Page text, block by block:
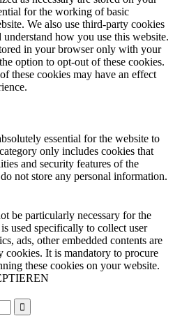
for the working of basic
We also use third-party cookies
understand how you use this website.
in your browser only with your
option to opt-out of these cookies.
these cookies may have an effect
essential for the website to
only includes cookies that
and security features of the
not store any personal information.
be particularly necessary for the
used specifically to collect user
ads, other embedded contents are
cookies. It is mandatory to procure
these cookies on your website.